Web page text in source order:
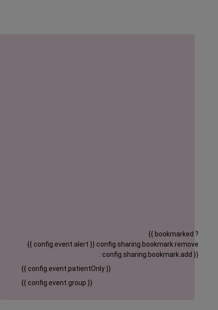
{{ config.event.alert }}
{{ bookmarked ?
config.sharing.bookmark.remove
: config.sharing.bookmark.add }}
{{ config.event.patientOnly }}
{{ config.event.group }}